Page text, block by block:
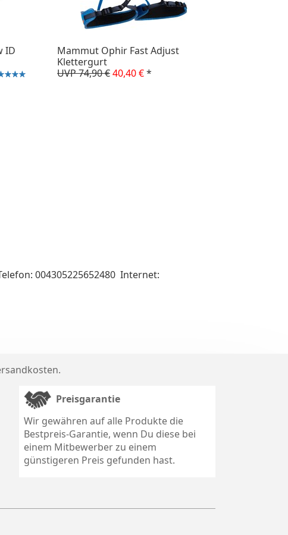
ID
Mammut Ophir Fast Adjust
Klettergurt
UVP 74,90 €40,40 €*
004305225652480 Internet:
.
Preisgarantie
Wir gewähren auf alle Produkte die
Bestpreis-Garantie, wenn Du diese bei
einem Mitbewerber zu einem
günstigeren Preis gefunden hast.